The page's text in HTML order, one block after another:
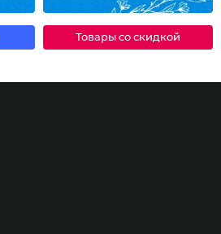
Товары со скидкой